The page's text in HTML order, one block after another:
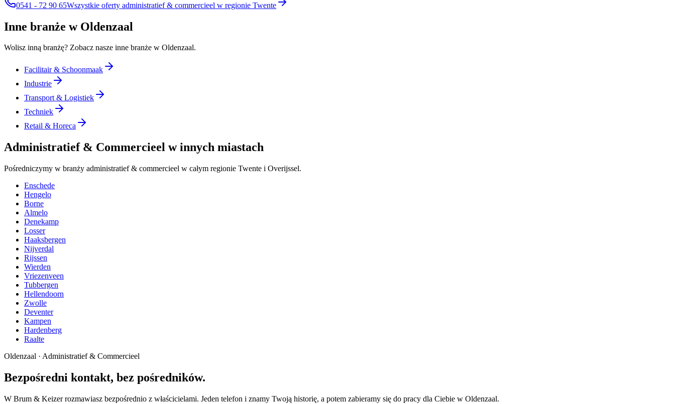
0541 - 72 90 65Wszystkie oferty administratief & commercieel w regionie Twente
Inne branże w Oldenzaal
Wolisz inną branżę? Zobacz nasze inne branże w Oldenzaal.
Facilitair & Schoonmaak
Industrie
Transport & Logistiek
Techniek
Retail & Horeca
Administratief & Commercieel w innych miastach
Pośredniczymy w branży administratief & commercieel w całym regionie Twente i Overijssel.
Enschede
Hengelo
Borne
Almelo
Denekamp
Losser
Haaksbergen
Nijverdal
Rijssen
Wierden
Vriezenveen
Tubbergen
Hellendoorn
Zwolle
Deventer
Kampen
Hardenberg
Raalte
Oldenzaal · Administratief & Commercieel
Bezpośredni kontakt, bez pośredników.
W Brum & Keizer rozmawiasz bezpośrednio z właścicielami. Jeden telefon i znamy Twoją historię, a potem zabieramy się do pracy dla Ciebie w Oldenzaal.